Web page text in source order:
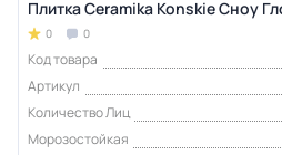
Плитка Ceramika Konskie Сноу
0 0
Код товара
Артикул
Количество Лиц
Морозостойкая